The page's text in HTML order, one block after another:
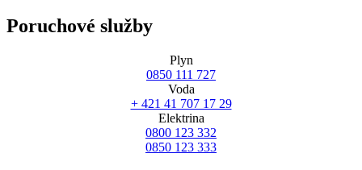
Poruchové služby
Plyn
0850 111 727
Voda
+ 421 41 707 17 29
Elektrina
0800 123 332
0850 123 333